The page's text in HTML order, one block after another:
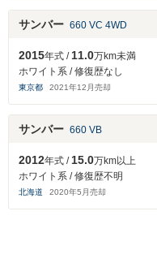
サンバー 660 VC 4WD
2015年式 /11.0万km未満
ホワイト系 / 修復歴なし
東京都 2021年12 月売却
サンバー 660 VB
2012年式 /15.0万km以上
ホワイト系 / 修復歴不明
北海道 2020年5 月売却